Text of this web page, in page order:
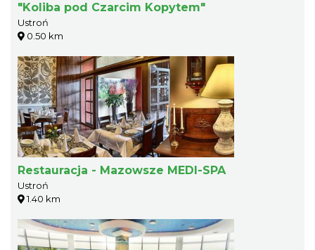
"Koliba pod Czarcim Kopytem"
Ustroń
0.50 km
Restauracja - Mazowsze MEDI-SPA
Ustroń
1.40 km